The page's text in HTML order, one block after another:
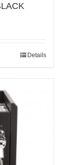
Details